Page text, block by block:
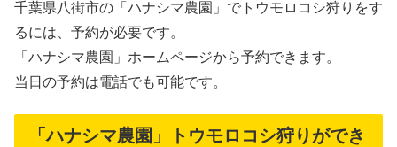
千葉県八街市の「ハナシマ農園」でトウモロコシ狩りをす
るには、予約が必要です。
「ハナシマ農園」ホームページから予約できます。
当日の予約は電話でも可能です。
「ハナシマ農園」トウモロコシ狩りができ